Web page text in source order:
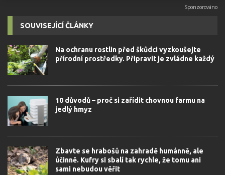
SOUVISEJÍCÍ ČLÁNKY
Na ochranu rostlin před škůdci vyzkoušejte
přírodní prostředky. Připravit je zvládne každý
10 důvodů – proč si zařídit chovnou farmu na
jedlý hmyz
Zbavte se hrabošů na zahradě humánně, ale
účinně. Kufry si sbalí tak rychle, že tomu ani
sami nebudou věřit